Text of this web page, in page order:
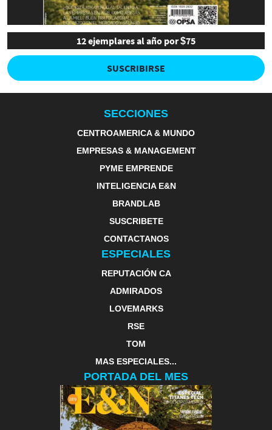
12 ejemplares al año por $75
SUSCRIBIRSE
SECCIONES
CENTROAMERICA & MUNDO
EMPRESAS & MANAGEMENT
PYME EMPRENDE
INTELIGENCIA E&N
BRANDLAB
SUSCRIBETE
CONTACTANOS
ESPECIALES
REPUTACIÓN CA
ADMIRADOS
LOVEMARKS
RSE
TOM
MAS ESPECIALES...
PORTADA DEL MES